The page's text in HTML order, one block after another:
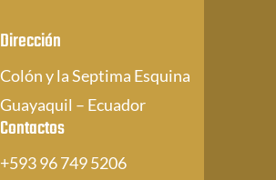
Dirección
Colón y la Septima Esquina
Guayaquil – Ecuador
Contactos
+593 96 749 5206